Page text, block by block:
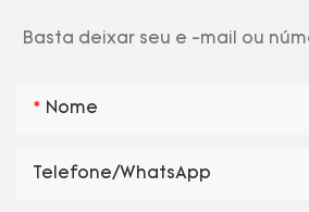
Basta deixar seu e -mail ou
Nome
Telefone/WhatsApp